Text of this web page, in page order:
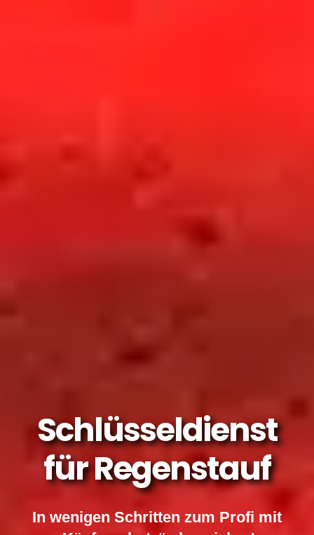
Schlüsseldienst
für Regenstauf
In wenigen Schritten zum Profi mit